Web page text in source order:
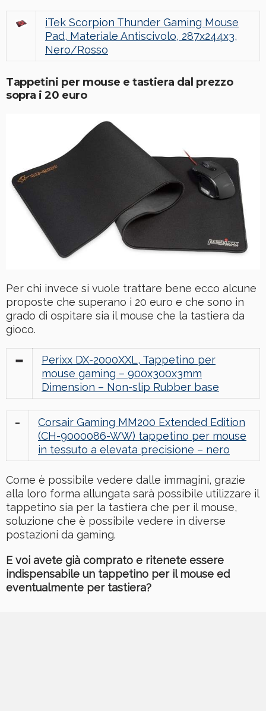
iTek Scorpion Thunder Gaming Mouse
Pad, Materiale Antiscivolo, 287x244x3,
Nero/Rosso
Tappetini per mouse e tastiera dal prezzo
sopra i 20 euro
Per chi invece si vuole trattare bene ecco alcune
proposte che superano i 20 euro e che sono in
grado di ospitare sia il mouse che la tastiera da
gioco.
Perixx DX-2000XXL, Tappetino per
mouse gaming – 900x300x3mm
Dimension – Non-slip Rubber base
Corsair Gaming MM200 Extended Edition
(CH-9000086-WW) tappetino per mouse
in tessuto a elevata precisione – nero
Come è possibile vedere dalle immagini, grazie
alla loro forma allungata sarà possibile utilizzare il
tappetino sia per la tastiera che per il mouse,
soluzione che è possibile vedere in diverse
postazioni da gaming.
E voi avete già comprato e ritenete essere
indispensabile un tappetino per il mouse ed
eventualmente per tastiera?